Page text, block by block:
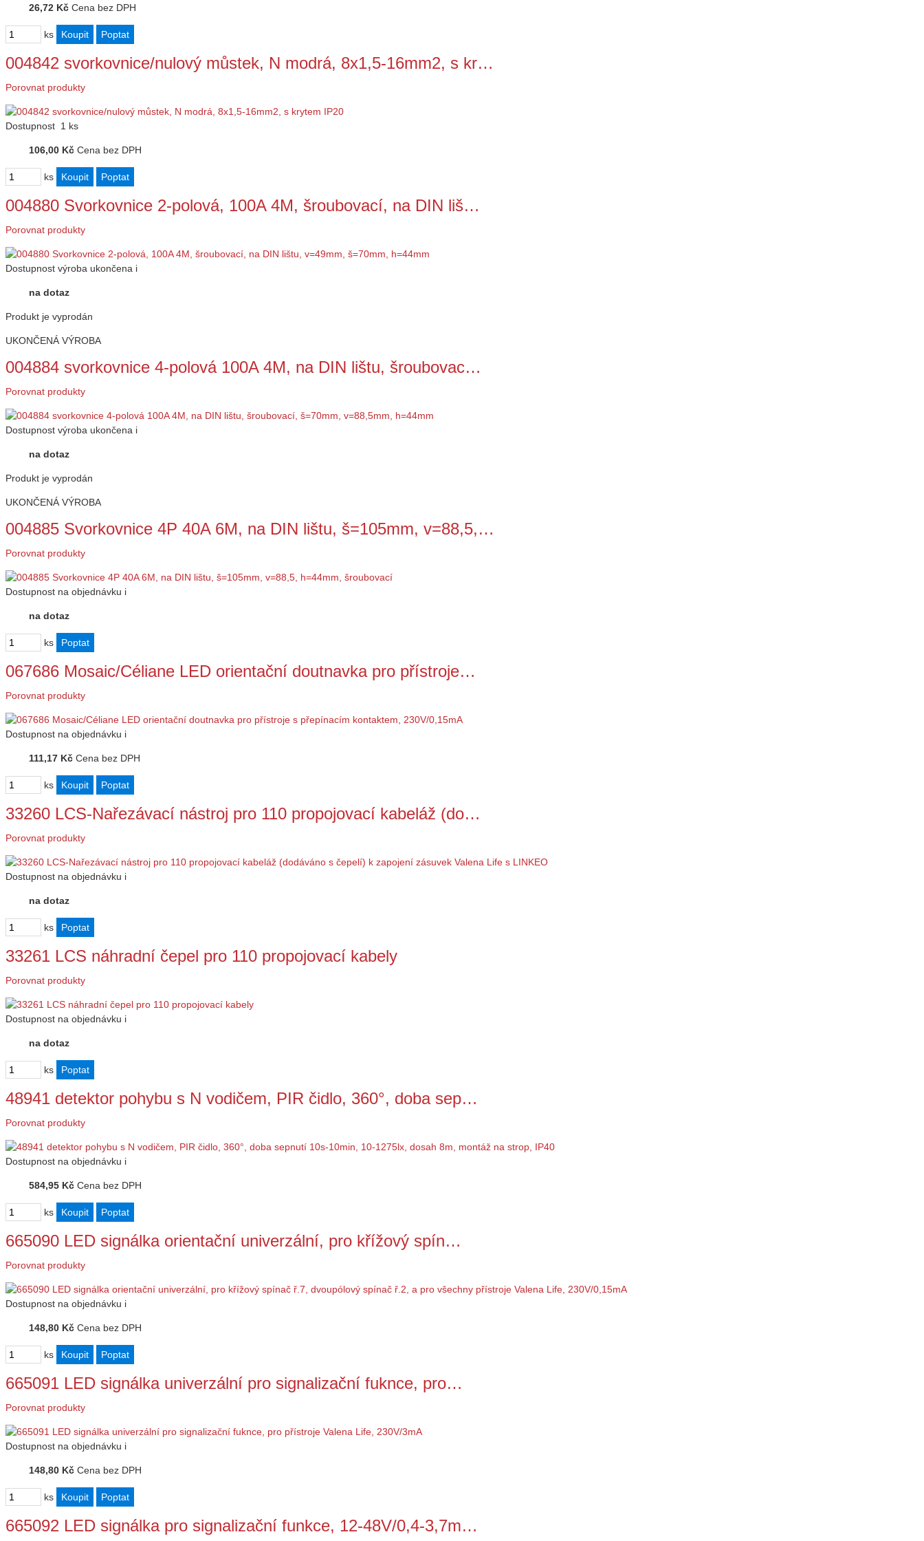
26,72 Kč Cena bez DPH
ks
004842 svorkovnice/nulový můstek, N modrá, 8x1,5-16mm2, s kr…
Porovnat produkty
Dostupnost 1 ks
106,00 Kč Cena bez DPH
ks
004880 Svorkovnice 2-polová, 100A 4M, šroubovací, na DIN liš…
Porovnat produkty
Dostupnost výroba ukončena i
na dotaz
Produkt je vyprodán
UKONČENÁ VÝROBA
004884 svorkovnice 4-polová 100A 4M, na DIN lištu, šroubovac…
Porovnat produkty
Dostupnost výroba ukončena i
na dotaz
Produkt je vyprodán
UKONČENÁ VÝROBA
004885 Svorkovnice 4P 40A 6M, na DIN lištu, š=105mm, v=88,5,…
Porovnat produkty
Dostupnost na objednávku i
na dotaz
ks
067686 Mosaic/Céliane LED orientační doutnavka pro přístroje…
Porovnat produkty
Dostupnost na objednávku i
111,17 Kč Cena bez DPH
ks
33260 LCS-Nařezávací nástroj pro 110 propojovací kabeláž (do…
Porovnat produkty
Dostupnost na objednávku i
na dotaz
ks
33261 LCS náhradní čepel pro 110 propojovací kabely
Porovnat produkty
Dostupnost na objednávku i
na dotaz
ks
48941 detektor pohybu s N vodičem, PIR čidlo, 360°, doba sep…
Porovnat produkty
Dostupnost na objednávku i
584,95 Kč Cena bez DPH
ks
665090 LED signálka orientační univerzální, pro křížový spín…
Porovnat produkty
Dostupnost na objednávku i
148,80 Kč Cena bez DPH
ks
665091 LED signálka univerzální pro signalizační fuknce, pro…
Porovnat produkty
Dostupnost na objednávku i
148,80 Kč Cena bez DPH
ks
665092 LED signálka pro signalizační funkce, 12-48V/0,4-3,7m…